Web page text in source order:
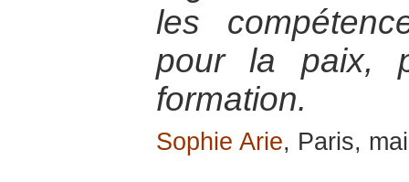
les
pour la paix,
formation.
Sophie Arie, Paris,